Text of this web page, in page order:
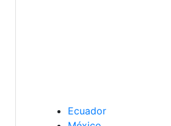
Ecuador